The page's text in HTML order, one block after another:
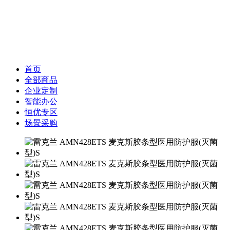
首页
全部商品
企业定制
智能办公
恒优专区
场景采购